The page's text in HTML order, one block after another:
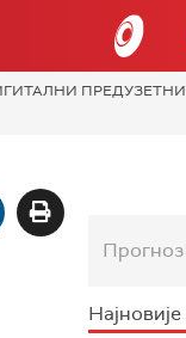
Најновије